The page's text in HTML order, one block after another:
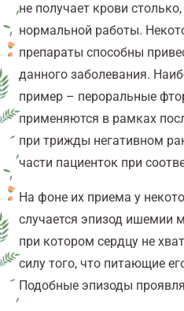
не получает крови
нормальной работы.
препараты способны
данного заболевания.
пример – пероральные
применяются в рамках
при трижды негативном
части пациенток при
На фоне их приема у
случается эпизод ишемии
при котором сердцу не
силу того, что питающие
Подобные эпизоды